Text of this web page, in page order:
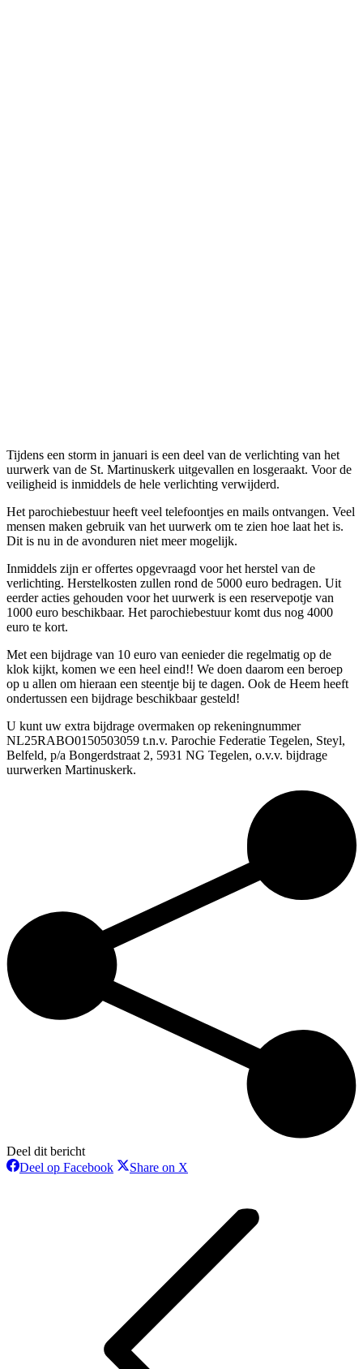
Tijdens een storm in januari is een deel van de verlichting van het
uurwerk van de St. Martinuskerk uitgevallen en losgeraakt. Voor de
veiligheid is inmiddels de hele verlichting verwijderd.
Het parochiebestuur heeft veel telefoontjes en mails ontvangen. Veel
mensen maken gebruik van het uurwerk om te zien hoe laat het is.
Dit is nu in de avonduren niet meer mogelijk.
Inmiddels zijn er offertes opgevraagd voor het herstel van de
verlichting. Herstelkosten zullen rond de 5000 euro bedragen. Uit
eerder acties gehouden voor het uurwerk is een reservepotje van
1000 euro beschikbaar. Het parochiebestuur komt dus nog 4000
euro te kort.
Met een bijdrage van 10 euro van eenieder die regelmatig op de
klok kijkt, komen we een heel eind!! We doen daarom een beroep
op u allen om hieraan een steentje bij te dagen. Ook de Heem heeft
ondertussen een bijdrage beschikbaar gesteld!
U kunt uw extra bijdrage overmaken op rekeningnummer
NL25RABO0150503059 t.n.v. Parochie Federatie Tegelen, Steyl,
Belfeld, p/a Bongerdstraat 2, 5931 NG Tegelen, o.v.v. bijdrage
uurwerken Martinuskerk.
Deel dit bericht
Deel op FacebookDeelShare on X